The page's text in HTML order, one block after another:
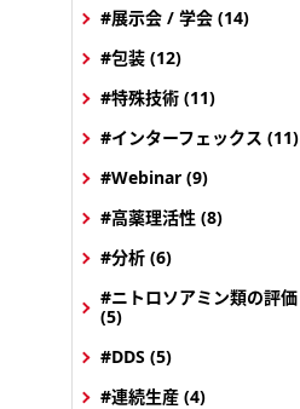
#展示会 / 学会 (14)
#包装 (12)
#特殊技術 (11)
#インターフェックス (11)
#Webinar (9)
#高薬理活性 (8)
#分析 (6)
#ニトロソアミン類の評価
(5)
#DDS (5)
#連続生産 (4)